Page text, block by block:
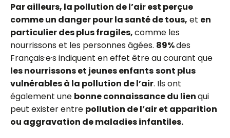
Par ailleurs, la pollution de l’air est perçue
comme un danger pour la santé de tous, et en
particulier des plus fragiles,comme les
nourrissons et les personnes âgées. 89%des
Français·e·sindiquent en effet être au courant que
les nourrissons et jeunes enfantssont plus
vulnérables à la pollution de l’air. Ils ont
également une bonne connaissance du lienqui
peut exister entre pollution de l’air et apparition
ou aggravation de maladies infantiles.